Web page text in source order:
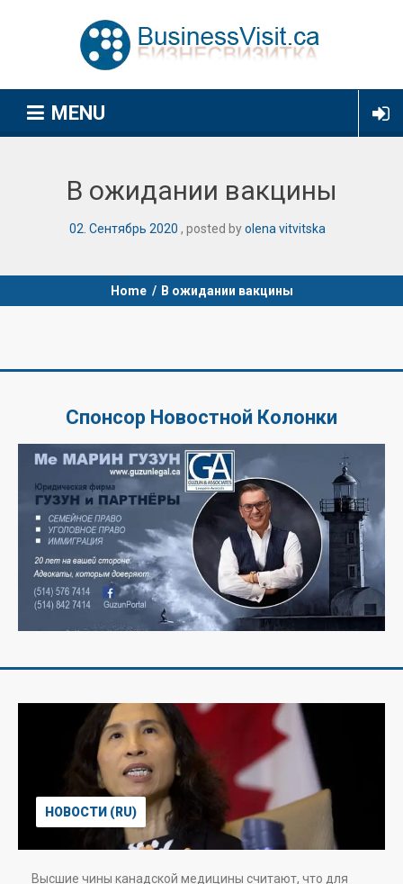
MENU
В ожидании вакцины
02 Сентябрь 2020 posted byolena vitvitska
Home / В ожидании вакцины
Спонсор Новостной Колонки
НОВОСТИ (RU)
Высшие чины канадской медицины считают, что для